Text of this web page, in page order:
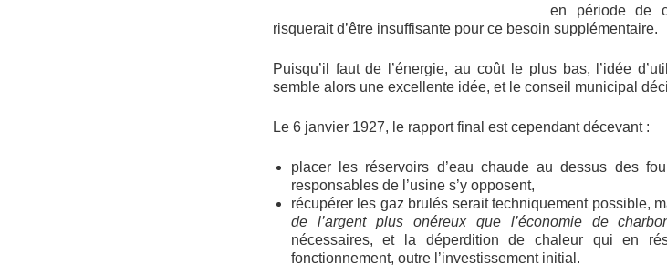
en période de
risquerait d’être insuffisante pour ce besoin supplémentaire.
Puisqu’il faut de l’énergie, au coût le plus bas, l’idée
semble alors une excellente idée, et le conseil municipal
Le 6 janvier 1927, le rapport final est cependant décevant :
placer les réservoirs d’eau chaude au dessus des
responsables de l’usine s’y opposent,
récupérer les gaz brulés serait techniquement possible,
de l’argent plus onéreux que l’économie de
nécessaires, et la déperdition de chaleur qui en
fonctionnement, outre l’investissement initial.